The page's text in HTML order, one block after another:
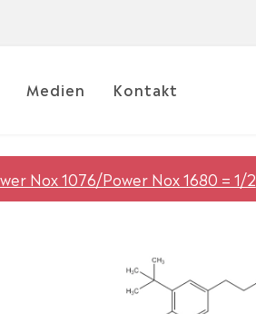
Medien Kontakt
Nox 1076/Power Nox 1680 = 1/2